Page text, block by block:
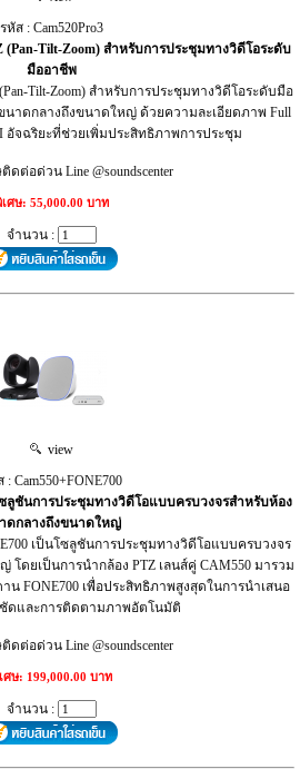
รหัส : Cam520Pro3
(Pan-Tilt-Zoom) สำหรับการประชุมทางวิดีโอระดับ
มืออาชีพ
Tilt-Zoom) สำหรับการประชุมทางวิดีโอระดับมือ
าดกลางถึงขนาดใหญ่ ด้วยความละเอียดภาพ Full
อัจฉริยะที่ช่วยเพิ่มประสิทธิภาพการประชุม
ต่อด่วน Line @soundscenter
ศษ: 55,000.00 บาท
จำนวน :
view
: Cam550+FONE700
ซลูชันการประชุมทางวิดีโอแบบครบวงจรสำหรับห้อง
ดกลางถึงขนาดใหญ่
เป็นโซลูชันการประชุมทางวิดีโอแบบครบวงจร
ดยเป็นการนำกล้อง PTZ เลนส์คู่ CAM550 มารวม
FONE700 เพื่อประสิทธิภาพสูงสุดในการนำเสนอ
ดและการติดตามภาพอัตโนมัติ
ต่อด่วน Line @soundscenter
ศษ: 199,000.00 บาท
จำนวน :